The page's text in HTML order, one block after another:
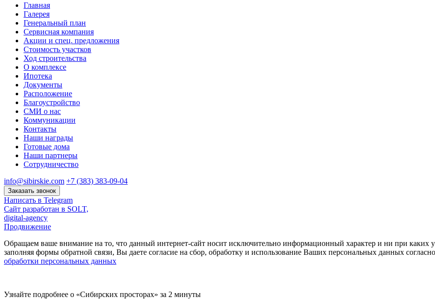
Главная
Галерея
Генеральный план
Сервисная компания
Акции и спец. предложения
Стоимость участков
Ход строительства
О комплексе
Ипотека
Документы
Расположение
Благоустройство
СМИ о нас
Коммуникации
Контакты
Наши награды
Готовые дома
Наши партнеры
Сотрудничество
info@sibirskie.com +7 (383) 383-09-04
Заказать звонок
Написать в Telegram
Сайт разработан в SOLT,
digital-agency
Продвижение
Обращаем ваше внимание на то, что данный интернет-сайт носит исключительно информационный характер и ни при каких
заполняя формы обратной связи, Вы даете согласие на сбор, обработку и использование Ваших персональных данных согласно
обработки персональных данных
Узнайте подробнее о «Сибирских просторах» за 2 минуты